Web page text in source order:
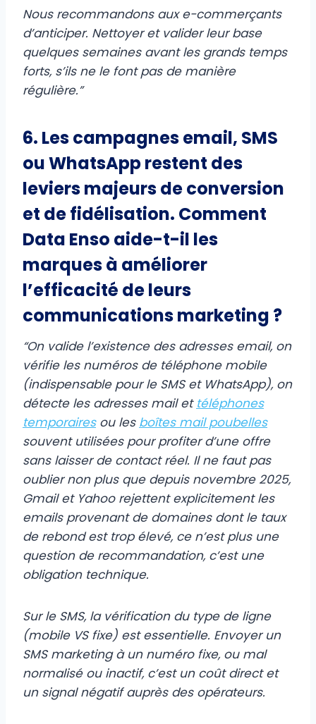
Nous recommandons aux e-commerçants
d’anticiper. Nettoyer et valider leur base
quelques semaines avant les grands temps
forts, s’ils ne le font pas de manière
régulière.”
6. Les campagnes email, SMS
ou WhatsApp restent des
leviers majeurs de conversion
et de fidélisation. Comment
Data Enso aide-t-il les
marques à améliorer
l’efficacité de leurs
communications marketing ?
“On valide l’existence des adresses email, on
vérifie les numéros de téléphone mobile
(indispensable pour le SMS et WhatsApp), on
détecte les adresses mail et téléphones
temporairesou les boîtes mail poubelles
souvent utilisées pour profiter d’une offre
sans laisser de contact réel. Il ne faut pas
oublier non plus que depuis novembre 2025,
Gmail et Yahoo rejettent explicitement les
emails provenant de domaines dont le taux
de rebond est trop élevé, ce n’est plus une
question de recommandation, c’est une
obligation technique.
Sur le SMS, la vérification du type de ligne
(mobile VS fixe) est essentielle. Envoyer un
SMS marketing à un numéro fixe, ou mal
normalisé ou inactif, c’est un coût direct et
un signal négatif auprès des opérateurs.